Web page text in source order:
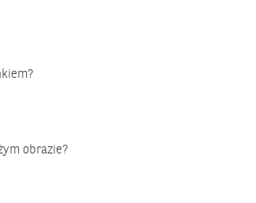
obrazie?